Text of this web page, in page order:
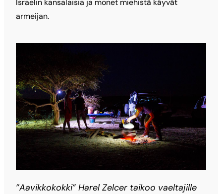
armeijan.
”Aavikkokokki” Harel Zelcer taikoo vaeltajille